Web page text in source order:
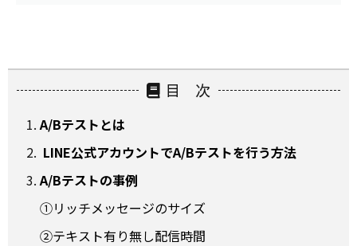
目 次
A/Bテストとは
LINE公式アカウントでA/Bテストを行う方法
A/Bテストの事例
①リッチメッセージのサイズ
②テキスト有り無し配信時間